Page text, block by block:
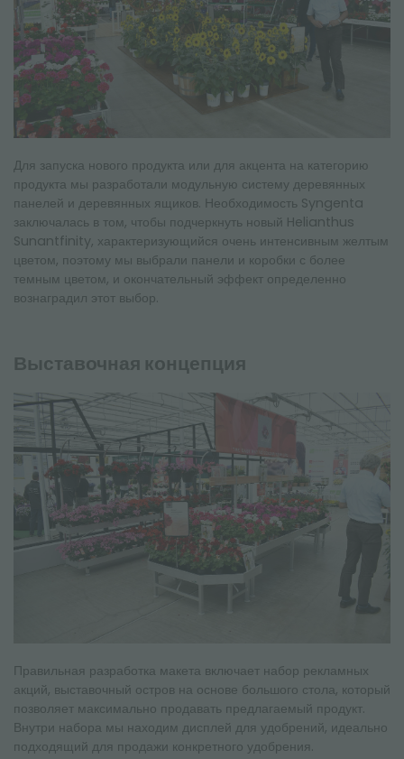
Для запуска нового продукта или для акцента на категорию
продукта мы разработали модульную систему деревянных
панелей и деревянных ящиков. Необходимость Syngenta
заключалась в том, чтобы подчеркнуть новый Helianthus
Sunantfinity, характеризующийся очень интенсивным желтым
цветом, поэтому мы выбрали панели и коробки с более
темным цветом, и окончательный эффект определенно
вознаградил этот выбор.
Выставочная концепция
Правильная разработка макета включает набор рекламных
акций, выставочный остров на основе большого стола, который
позволяет максимально продавать предлагаемый продукт.
Внутри набора мы находим дисплей для удобрений, идеально
подходящий для продажи конкретного удобрения.